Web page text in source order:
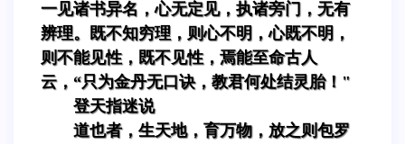
一见诸书异名，心无定见，执诸旁门，无有
辨理。既不知穷理，则心不明，心既不明，
则不能见性，既不见性，焉能至命古人
云，“只为金丹无口诀，教君何处结灵胎！"
登天指迷说
道也者，生天地，育万物，放之则包罗